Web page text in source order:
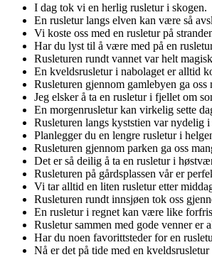
I dag tok vi en herlig rusletur i skogen.
En rusletur langs elven kan være så
Vi koste oss med en rusletur på
Har du lyst til å være med på en
Rusleturen rundt vannet var helt
En kveldsrusletur i nabolaget er alltid
Rusleturen gjennom gamlebyen ga oss
Jeg elsker å ta en rusletur i fjellet om
En morgenrusletur kan virkelig sette
Rusleturen langs kyststien var nydelig i
Planlegger du en lengre rusletur i
Rusleturen gjennom parken ga oss
Det er så deilig å ta en rusletur i
Rusleturen på gårdsplassen vår er
Vi tar alltid en liten rusletur etter
Rusleturen rundt innsjøen tok oss
En rusletur i regnet kan være like
Rusletur sammen med gode venner er
Har du noen favorittsteder for en
Nå er det på tide med en